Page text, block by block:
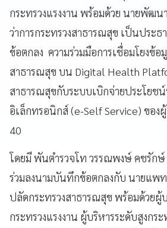
กระทรวงแรงงาน พร้อมด้วย นายพัฒ
ว่าการกระทรวงสาธารณสุข เป็นประ
ข้อตกลง ความร่วมมือการเชื่อมโยงข้อ
สาธารณสุข บน Digital Health
สาธารณสุขกับระบบเบิกจ่ายประโย
อิเล็กทรอนิกส์ (e-Self Service) ของ
40
โดยมี พันตำรวจโท วรรณพงษ์ คชรักษ์
ร่วมลงนามบันทึกข้อตกลงกับ นายแพ
ปลัดกระทรวงสาธารณสุข พร้อมด้วยผู้
กระทรวงแรงงาน ผู้บริหารระดับสูงกร